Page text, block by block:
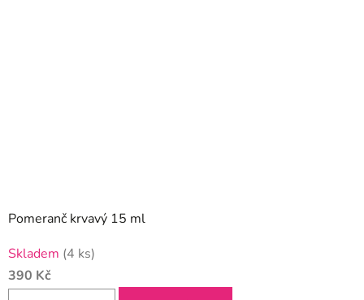
Pomeranč krvavý 15 ml
Skladem (4 ks)
390 Kč